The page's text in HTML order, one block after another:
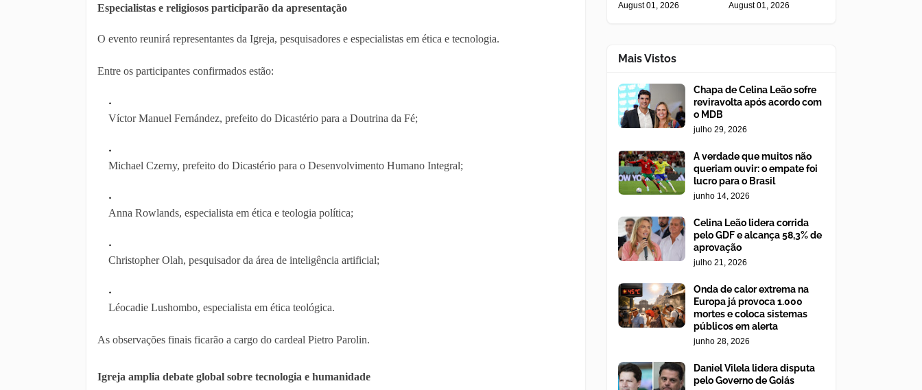
Especialistas e religiosos participarão da apresentação
O evento reunirá representantes da Igreja, pesquisadores e especialistas em ética e tecnologia.
Entre os participantes confirmados estão:
Víctor Manuel Fernández, prefeito do Dicastério para a Doutrina da Fé;
Michael Czerny, prefeito do Dicastério para o Desenvolvimento Humano Integral;
Anna Rowlands, especialista em ética e teologia política;
Christopher Olah, pesquisador da área de inteligência artificial;
Léocadie Lushombo, especialista em ética teológica.
As observações finais ficarão a cargo do cardeal Pietro Parolin.
Igreja amplia debate global sobre tecnologia e humanidade
August 01, 2026 August 01, 2026
Mais Vistos
Chapa de Celina Leão sofre
reviravolta após acordo com
o MDB
julho 29, 2026
A verdade que muitos não
queriam ouvir: o empate foi
lucro para o Brasil
junho 14, 2026
Celina Leão lidera corrida
pelo GDF e alcança 58,3% de
aprovação
julho 21, 2026
Onda de calor extrema na
Europa já provoca 1.000
mortes e coloca sistemas
públicos em alerta
junho 28, 2026
Daniel Vilela lidera disputa
pelo Governo de Goiás